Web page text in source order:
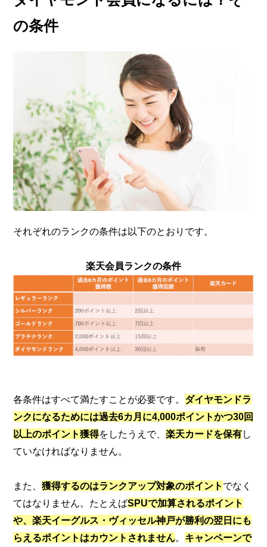
の条件
それぞれのランクの条件は以下のとおりです。
楽天会員ランクの条件
各条件はすべて満たすことが必要です。 ダイヤモンドラ
ンクになるためには過去6カ月に4,000ポイントかつ30回
以上のポイント獲得をしたうえで、楽天カードを保有し
ていなければなりません。
また、獲得するのはランクアップ対象のポイント でなく
てはなりません。たとえばSPUで加算されるポイント
や、楽天イーグルス・ヴィッセル神戸が勝利の翌日にも
らえるポイントはカウントされません。 キャンペーンで